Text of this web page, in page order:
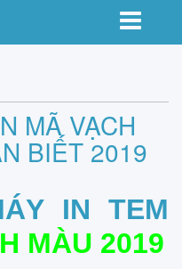
Toggle
MÃ VẠCH
BIẾT 2019
IN TEM
MÀU 2019